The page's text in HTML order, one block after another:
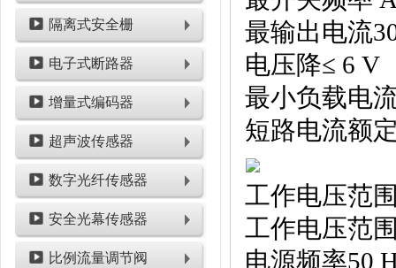
隔离式安全栅
电子式断路器
增量式编码器
超声波传感器
数字光纤传感器
安全光幕传感器
比例流量调节阀
最输出电流
电压降≤ 6 V
最小负载电
短路电流额
工作电压范
工作电压范
电源频率50